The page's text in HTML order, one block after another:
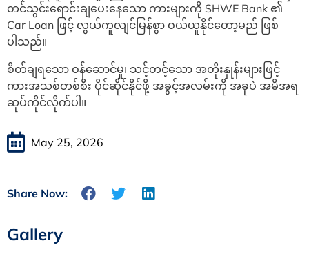
တင်သွင်းရောင်းချပေးနေသော ကားများကို SHWE Bank ၏
Car Loan ဖြင့် လွယ်ကူလျင်မြန်စွာ ဝယ်ယူနိုင်တော့မည် ဖြစ်
ပါသည်။
စိတ်ချရသော ဝန်ဆောင်မှု၊ သင့်တင့်သော အတိုးနှုန်းများဖြင့်
ကားအသစ်တစ်စီး ပိုင်ဆိုင်နိုင်ဖို့ အခွင့်အလမ်းကို အခုပဲ အမိအရ
ဆုပ်ကိုင်လိုက်ပါ။
May 25, 2026
Share Now:
Gallery